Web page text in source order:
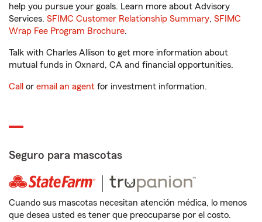
help you pursue your goals. Learn more about Advisory
Services. SFIMC Customer Relationship Summary, SFIMC
Wrap Fee Program Brochure.
Talk with Charles Allison to get more information about
mutual funds in Oxnard, CA and financial opportunities.
Call or email an agent for investment information.
Seguro para mascotas
Cuando sus mascotas necesitan atención médica, lo menos
que desea usted es tener que preocuparse por el costo.